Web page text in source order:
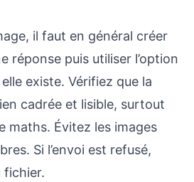
il faut en général créer
réponse puis utiliser l’option
existe. Vérifiez que la
cadrée et lisible, surtout
maths. Évitez les images
Si l’envoi est refusé,
fichier.